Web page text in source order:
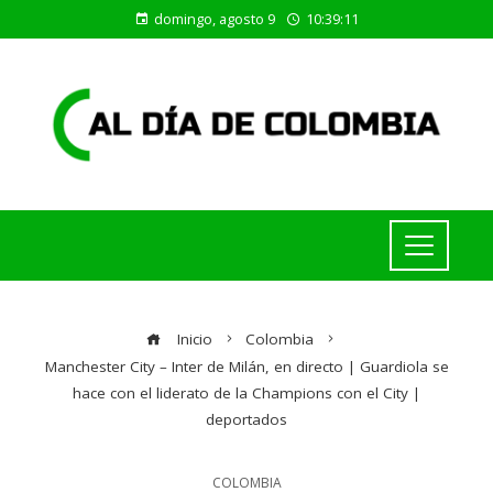
domingo, agosto 9 10:39:11
Inicio
Colombia
Manchester City – Inter de Milán, en directo | Guardiola se
hace con el liderato de la Champions con el City |
deportados
COLOMBIA